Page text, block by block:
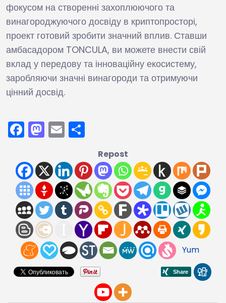
фокусом на створенні захоплюючого та
винагороджуючого досвіду в криптопросторі,
проект готовий зробити значний вплив. Ставши
амбасадором TONCULA, ви можете внести свій
вклад у передову та інноваційну екосистему,
заробляючи значні винагороди та отримуючи
цінний досвід.
Facebook
Mastodon
Email
Repost
Yum